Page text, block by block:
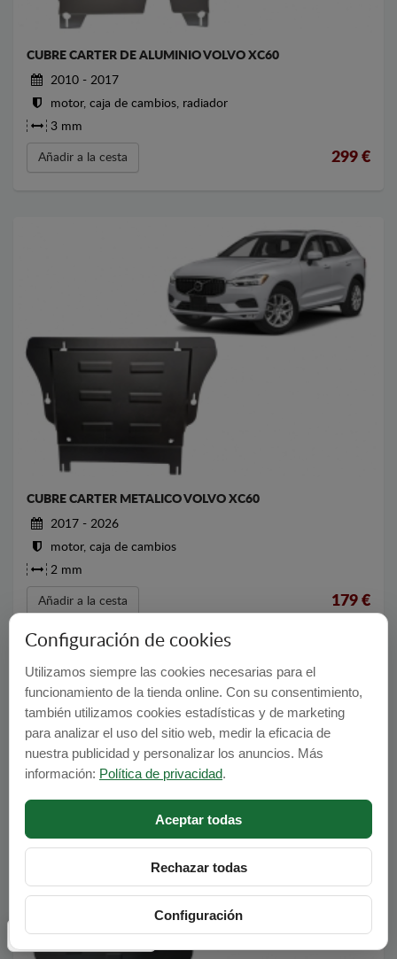
CUBRE CARTER DE ALUMINIO VOLVO XC60
2010 - 2017
motor, caja de cambios, radiador
3 mm
Añadir a la cesta 299 €
CUBRE CARTER METALICO VOLVO XC60
2017 - 2026
motor, caja de cambios
2 mm
Añadir a la cesta 179 €
Cubre Carter Volvo XC70
Configuración de cookies
Utilizamos siempre las cookies necesarias para el
funcionamiento de la tienda online. Con su consentimiento,
también utilizamos cookies estadísticas y de marketing
para analizar el uso del sitio web, medir la eficacia de
nuestra publicidad y personalizar los anuncios. Más
información: Política de privacidad.
Aceptar todas
Rechazar todas
Configuración
Configuración de cookies